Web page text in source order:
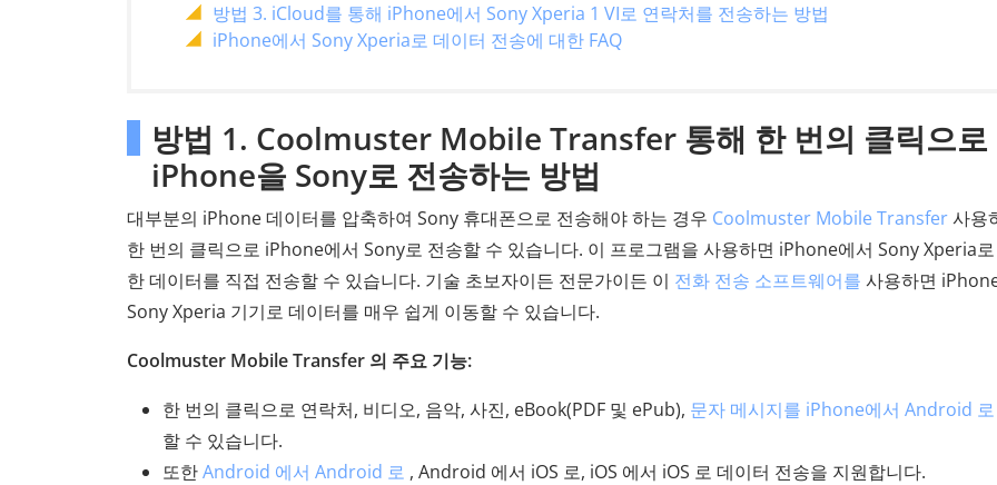
방법 3. iCloud를 통해 iPhone에서 Sony Xperia 1 VI로 연락처를 전송하는 방법
iPhone에서 Sony Xperia로 데이터 전송에 대한 FAQ
방법 1. Coolmuster Mobile Transfer 통해 한 번의 클릭으로
iPhone을 Sony로 전송하는 방법
대부분의 iPhone 데이터를 압축하여 Sony 휴대폰으로 전송해야 하는 경우 Coolmuster Mobile Transfer사용
한 번의 클릭으로 iPhone에서 Sony로 전송할 수 있습니다. 이 프로그램을 사용하면 iPhone에서 Sony Xperia
한 데이터를 직접 전송할 수 있습니다. 기술 초보자이든 전문가이든 이 전화 전송 소프트웨어를 사용하면
Sony Xperia 기기로 데이터를 매우 쉽게 이동할 수 있습니다.
Coolmuster Mobile Transfer 의 주요 기능:
한 번의 클릭으로 연락처, 비디오, 음악, 사진, eBook(PDF 및 ePub), 문자 메시지를 iPhone에서 Android 로
할 수 있습니다.
또한Android 에서 Android 로 , Android 에서 iOS 로, iOS 에서 iOS 로 데이터 전송을 지원합니다.